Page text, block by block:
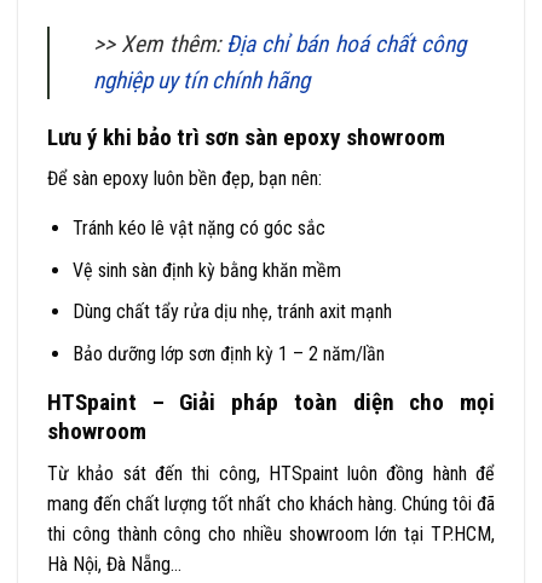
>> Xem thêm:Địa chỉ bán hoá chất công
nghiệp uy tín chính hãng
Lưu ý khi bảo trì sơn sàn epoxy showroom
Để sàn epoxy luôn bền đẹp, bạn nên:
Tránh kéo lê vật nặng có góc sắc
Vệ sinh sàn định kỳ bằng khăn mềm
Dùng chất tẩy rửa dịu nhẹ, tránh axit mạnh
Bảo dưỡng lớp sơn định kỳ 1 – 2 năm/lần
HTSpaint – Giải pháp toàn diện cho mọi
showroom
Từ khảo sát đến thi công, HTSpaint luôn đồng hành để
mang đến chất lượng tốt nhất cho khách hàng. Chúng tôi đã
thi công thành công cho nhiều showroom lớn tại TP.HCM,
Hà Nội, Đà Nẵng…